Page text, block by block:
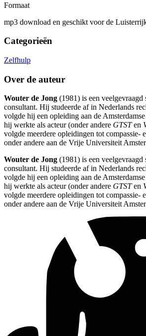
Formaat
mp3 download en geschikt voor de
Categorieën
Zelfhulp
Over de auteur
Wouter de Jong (1981) is een veelgevraagd
consultant. Hij studeerde af in Nederlands
volgde hij een opleiding aan de
hij werkte als acteur (onder andere GTSTen
volgde meerdere opleidingen tot compassie-
onder andere aan de Vrije Universiteit
Wouter de Jong (1981) is een veelgevraagd
consultant. Hij studeerde af in Nederlands
volgde hij een opleiding aan de
hij werkte als acteur (onder andere GTSTen
volgde meerdere opleidingen tot compassie-
onder andere aan de Vrije Universiteit